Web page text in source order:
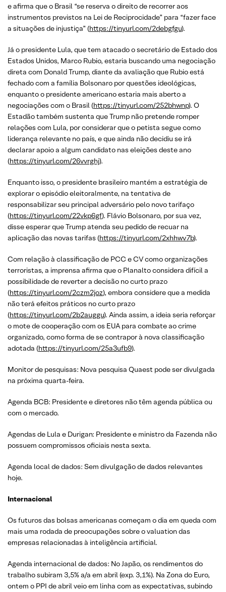
e afirma que o Brasil “se reserva o direito de recorrer aos
instrumentos previstos na Lei de Reciprocidade” para “fazer face
a situações de injustiça” (https://tinyurl.com/2debgfgu).
Já o presidente Lula, que tem atacado o secretário de Estado dos
Estados Unidos, Marco Rubio, estaria buscando uma negociação
direta com Donald Trump, diante da avaliação que Rubio está
fechado com a família Bolsonaro por questões ideológicas,
enquanto o presidente americano estaria mais aberto a
negociações com o Brasil (https://tinyurl.com/252bhwnp). O
Estadão também sustenta que Trump não pretende romper
relações com Lula, por considerar que o petista segue como
liderança relevante no país, e que ainda não decidiu se irá
declarar apoio a algum candidato nas eleições deste ano
(https://tinyurl.com/26vvrghj).
Enquanto isso, o presidente brasileiro mantém a estratégia de
explorar o episódio eleitoralmente, na tentativa de
responsabilizar seu principal adversário pelo novo tarifaço
(https://tinyurl.com/22vkp6gf). Flávio Bolsonaro, por sua vez,
disse esperar que Trump atenda seu pedido de recuar na
aplicação das novas tarifas (https://tinyurl.com/2xhhwv7b).
Com relação à classificação de PCC e CV como organizações
terroristas, a imprensa afirma que o Planalto considera difícil a
possibilidade de reverter a decisão no curto prazo
(https://tinyurl.com/2czm2joz), embora considere que a medida
não terá efeitos práticos no curto prazo
(https://tinyurl.com/2b2auggu). Ainda assim, a ideia seria reforçar
o mote de cooperação com os EUA para combate ao crime
organizado, como forma de se contrapor à nova classificação
adotada (https://tinyurl.com/25a3ufb9).
Monitor de pesquisas: Nova pesquisa Quaest pode ser divulgada
na próxima quarta-feira.
Agenda BCB: Presidente e diretores não têm agenda pública ou
com o mercado.
Agendas de Lula e Durigan: Presidente e ministro da Fazenda não
possuem compromissos oficiais nesta sexta.
Agenda local de dados: Sem divulgação de dados relevantes
hoje.
Internacional
Os futuros das bolsas americanas começam o dia em queda com
mais uma rodada de preocupações sobre o valuation das
empresas relacionadas à inteligência artificial.
Agenda internacional de dados: No Japão, os rendimentos do
trabalho subiram 3,5% a/a em abril (exp. 3,1%). Na Zona do Euro,
ontem o PPI de abril veio em linha com as expectativas, subindo